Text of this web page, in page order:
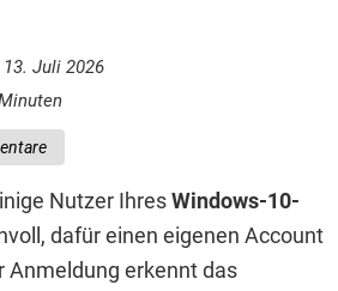
Juli 2026
Nutzer IhresWindows-10-
dafür einen eigenen Account
Anmeldung erkennt das